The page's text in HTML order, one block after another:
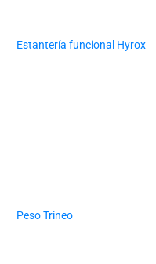
Estantería funcional Hyrox
Peso Trineo